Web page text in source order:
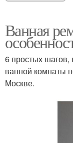
Ванная
6 простых шагов,
ванной комнаты
Москве.